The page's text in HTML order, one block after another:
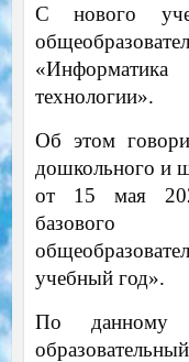
С нового
технологии».
Об этом
дошкольного и
от 15 мая
учебный год».
По данному